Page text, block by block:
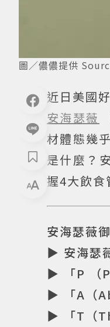
圖／儂儂提供
近日美國
安海瑟薇
材體態幾
是什麼？
握4大飲食
安海瑟薇
▶ 安海瑟
▶ 「P （
▶ 「A（
▶ 「T（